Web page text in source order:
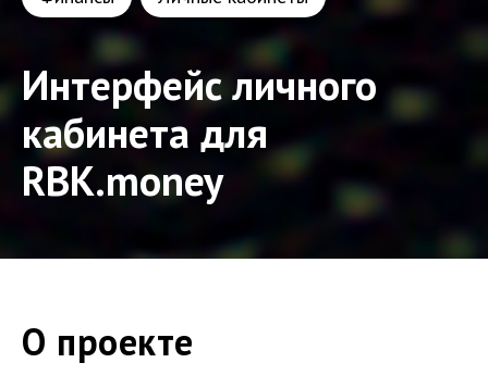
Интерфейс личного
кабинета для
RBK.money
О проекте